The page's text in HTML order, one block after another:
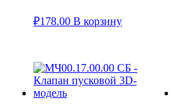
₽178.00 В корзину